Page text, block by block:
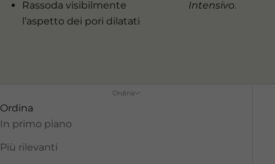
Rassoda visibilmente
l’aspetto dei pori dilatati
Intensivo.
Ordina
Ordina
In primo piano
Più rilevanti